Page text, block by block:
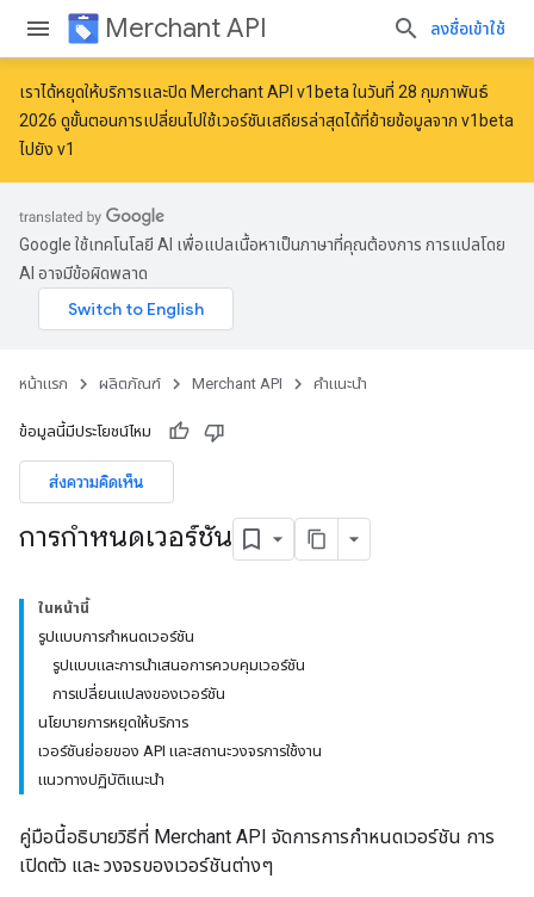
Merchant API ลงชื่อเข้าใช้
เราได้หยุดให้บริการและปิด Merchant API v1beta ในวันที่ 28 กุมภาพันธ์
2026 ดูขั้นตอนการเปลี่ยนไปใช้เวอร์ชันเสถียรล่าสุดได้ที่ย้ายข้อมูลจาก v1beta
ไปยัง v1
Google ใช้เทคโนโลยี AI เพื่อแปลเนื้อหาเป็นภาษาที่คุณต้องการ การแปลโดย
AI อาจมีข้อผิดพลาด
หน้าแรก ผลิตภัณฑ์ Merchant API คำแนะนำ
ข้อมูลนี้มีประโยชน์ไหม
ส่งความคิดเห็น
การกำหนดเวอร์ชัน
ในหน้านี้
รูปแบบการกำหนดเวอร์ชัน
รูปแบบและการนำเสนอการควบคุมเวอร์ชัน
การเปลี่ยนแปลงของเวอร์ชัน
นโยบายการหยุดให้บริการ
เวอร์ชันย่อยของ API และสถานะวงจรการใช้งาน
แนวทางปฏิบัติแนะนำ
คู่มือนี้อธิบายวิธีที่ Merchant API จัดการการกำหนดเวอร์ชัน การ
เปิดตัว และ วงจรของเวอร์ชันต่างๆ